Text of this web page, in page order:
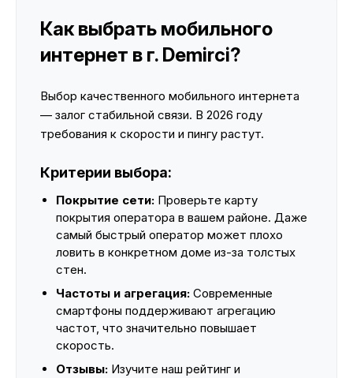
Как выбрать мобильного
интернет в г. Demirci?
Выбор качественного мобильного интернета
— залог стабильной связи. В 2026 году
требования к скорости и пингу растут.
Критерии выбора:
Покрытие сети: Проверьте карту
покрытия оператора в вашем районе. Даже
самый быстрый оператор может плохо
ловить в конкретном доме из-за толстых
стен.
Частоты и агрегация: Современные
смартфоны поддерживают агрегацию
частот, что значительно повышает
скорость.
Отзывы: Изучите наш рейтинг и